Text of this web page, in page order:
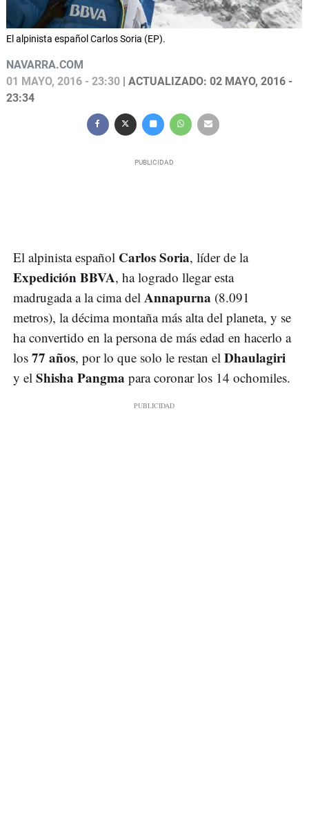
El alpinista español Carlos Soria (EP).
NAVARRA.COM
01 MAYO, 2016 - 23:30 | ACTUALIZADO: 02 MAYO, 2016 -
23:34
El alpinista español Carlos Soria, líder de la
Expedición BBVA, ha logrado llegar esta
madrugada a la cima del Annapurna (8.091
metros), la décima montaña más alta del planeta, y se
ha convertido en la persona de más edad en hacerlo a
los 77 años, por lo que solo le restan el Dhaulagiri
y el Shisha Pangma para coronar los 14 ochomiles.